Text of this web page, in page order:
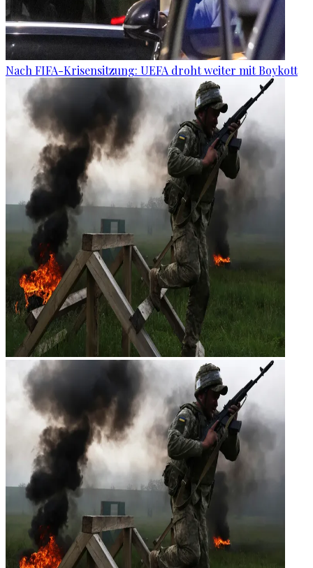
Nach FIFA-Krisensitzung: UEFA droht weiter mit Boykott